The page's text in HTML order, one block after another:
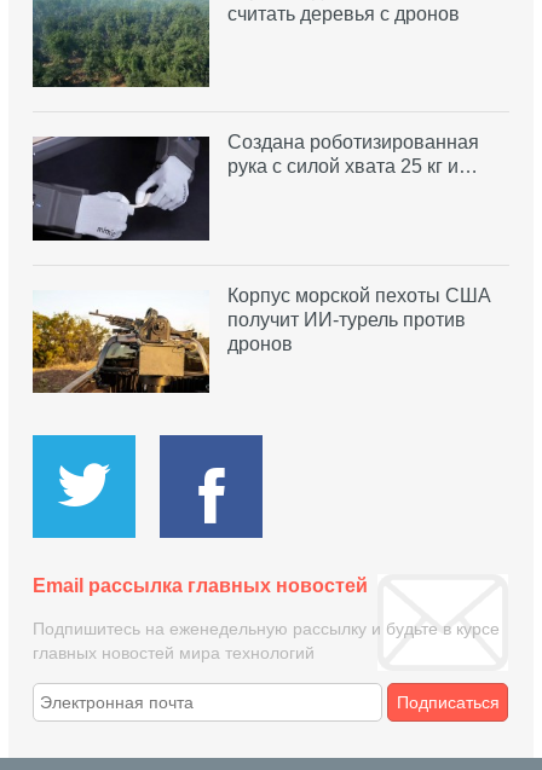
считать деревья с дронов
Создана роботизированная
рука с силой хвата 25 кг и…
Корпус морской пехоты США
получит ИИ-турель против
дронов
Email рассылка главных новостей
Подпишитесь на еженедельную рассылку и будьте в курсе
главных новостей мира технологий
Подписаться